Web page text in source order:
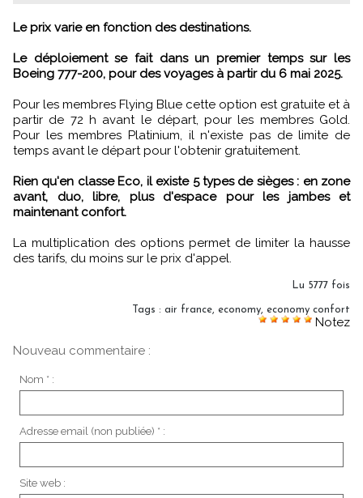
Le prix varie en fonction des destinations.
Le déploiement se fait dans un premier temps sur les
Boeing 777-200, pour des voyages à partir du 6 mai 2025.
Pour les membres Flying Blue cette option est gratuite et à
partir de 72 h avant le départ, pour les membres Gold.
Pour les membres Platinium, il n'existe pas de limite de
temps avant le départ pour l'obtenir gratuitement.
Rien qu'en classe Eco, il existe 5 types de sièges : en zone
avant, duo, libre, plus d'espace pour les jambes et
maintenant confort.
La multiplication des options permet de limiter la hausse
des tarifs, du moins sur le prix d'appel.
Lu 5777 fois
Tags : air france, economy, economy confort
Notez
Nouveau commentaire :
Nom * :
Adresse email (non publiée) * :
Site web :